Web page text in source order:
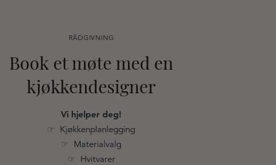
RÅDGIVNING
Book et møte med en
kjøkkendesigner
Vi hjelper deg!
☞ Kjøkkenplanlegging
☞ Materialvalg
☞ Hvitvarer